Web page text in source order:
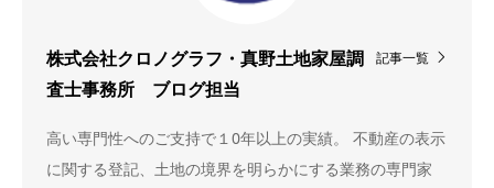
記事一覧
株式会社クロノグラフ・真野土地家屋調
査士事務所 ブログ担当
高い専門性へのご支持で１0年以上の実績。 不動産の表示
に関する登記、土地の境界を明らかにする業務の専門家